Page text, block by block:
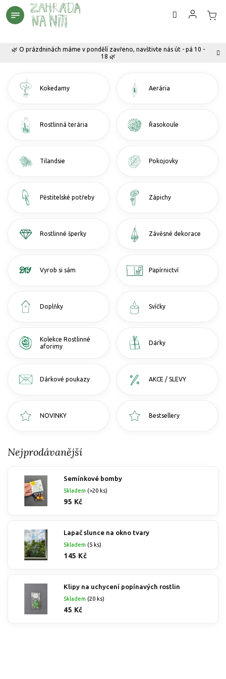
Přejít
na
🌿 O prázdninách máme v pondělí zavřeno, navštivte nás út - pá 10 -
18 🌿
Kokedamy Aerária
Rostlinná terária Řasokoule
Tilandsie Pokojovky
Pěstitelské potřeby Zápichy
Rostlinné šperky Závěsné dekorace
Vyrob si sám Papírnictví
Doplňky Svíčky
Kolekce Rostlinné
aforimy
Dárky
Dárkové poukazy AKCE / SLEVY
NOVINKY Bestsellery
Nejprodávanější
Semínkové bomby
Skladem (>20 ks)
95 Kč
Lapač slunce na okno tvary
Skladem (5 ks)
145 Kč
Klipy na uchycení popínavých rostlin
Skladem (20 ks)
45 Kč